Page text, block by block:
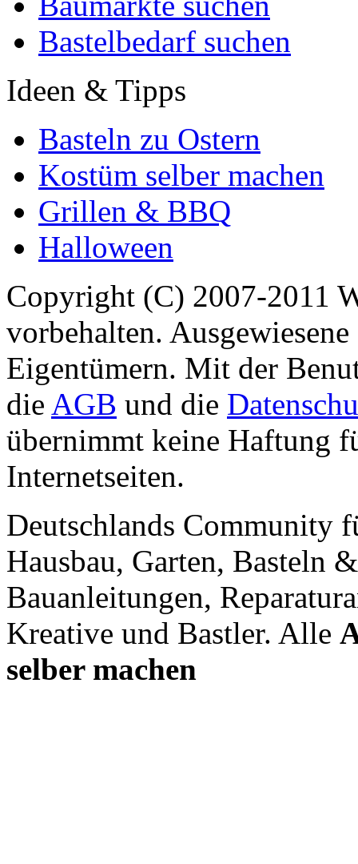
Bastelbedarf suchen
Ideen & Tipps
Basteln zu Ostern
Kostüm selber machen
Grillen & BBQ
Halloween
Copyright (C) 2007-2011
vorbehalten.
Eigentümern. Mit der
die AGB und die
übernimmt keine Haftung
Internetseiten.
Deutschlands Community
Hausbau, Garten, Basteln
Bauanleitungen,
Kreative und Bastler. Alle
selber machen